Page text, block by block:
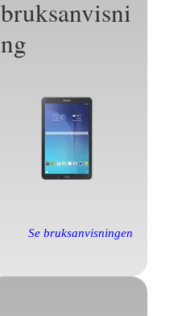
bruksanvisni
ng
Se bruksanvisningen